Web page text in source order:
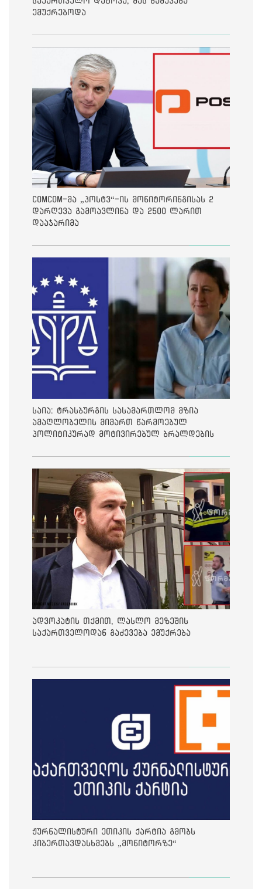
ემუქრებოდა
ComCom-მა „პოსტვ“-ის მონიტორინგისას 2
დარღევა გამოავლინა და 2500 ლარით
დააჯარიმა
საია: ტრასბურგის სასამართლომ მზია
ამაღლობელის მიმართ წარმოებულ
პოლიტიკურად მოტივირებულ ბრალდების
ადვოკატის თქმით, ლასლო მეზეშის
საქართველოდან გაძევება ემუქრება
ჟურნალისტური ეთიკის ქარტია გმობს
კიბერთავდასხმებს „მონიტორზე“